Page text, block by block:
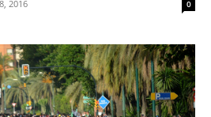
2016 0